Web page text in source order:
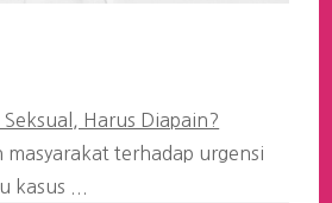
Harus Diapain?
masyarakat terhadap urgensi
kasus ...